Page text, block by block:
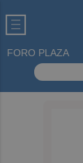
FORO PLAZA